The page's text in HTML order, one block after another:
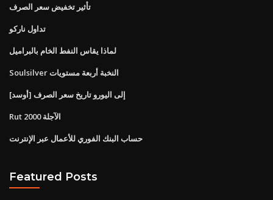
تأثير تخفيض سعر الصرف
تداول ناركو
لماذا يقاس النفط الخام بالبراميل
Soulsilver النخبة أربعة مستويات
[أوسد] إلى اليورو تاريخ سعر الصرف
Rut 2000 الآجلة
حساب البنك الفوري للأعمال عبر الإنترنت
Featured Posts